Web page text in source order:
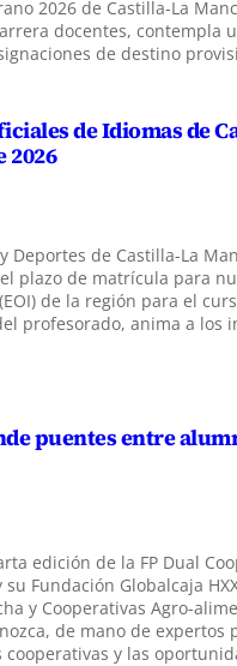
2026 de Castilla-La
docentes, contempla
de destino
de Idiomas de
2026
Deportes de Castilla-La
plazo de matrícula para
de la región para el
profesorado, anima a los
puentes entre
edición de la FP Dual
Fundación Globalcaja
y Cooperativas Agro-
de mano de expertos
y las